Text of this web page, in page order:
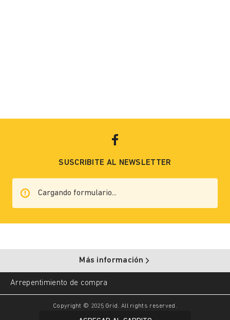
Más información
Arrepentimiento de compra
Copyright © 2025 Grid. All rights reserved.